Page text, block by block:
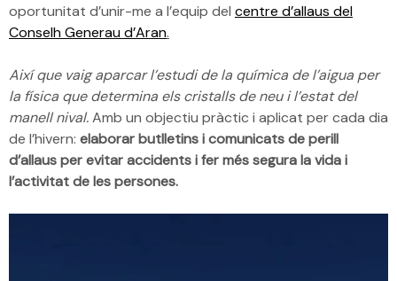
oportunitat d’unir-me a l’equip del centre d’allaus del
Conselh Generau d’Aran.
Així que vaig aparcar l’estudi de la química de l’aigua per
la física que determina els cristalls de neu i l’estat del
manell nival.Amb un objectiu pràctic i aplicat per cada dia
de l’hivern: elaborar butlletins i comunicats de perill
d’allaus per evitar accidents i fer més segura la vida i
l’activitat de les persones.